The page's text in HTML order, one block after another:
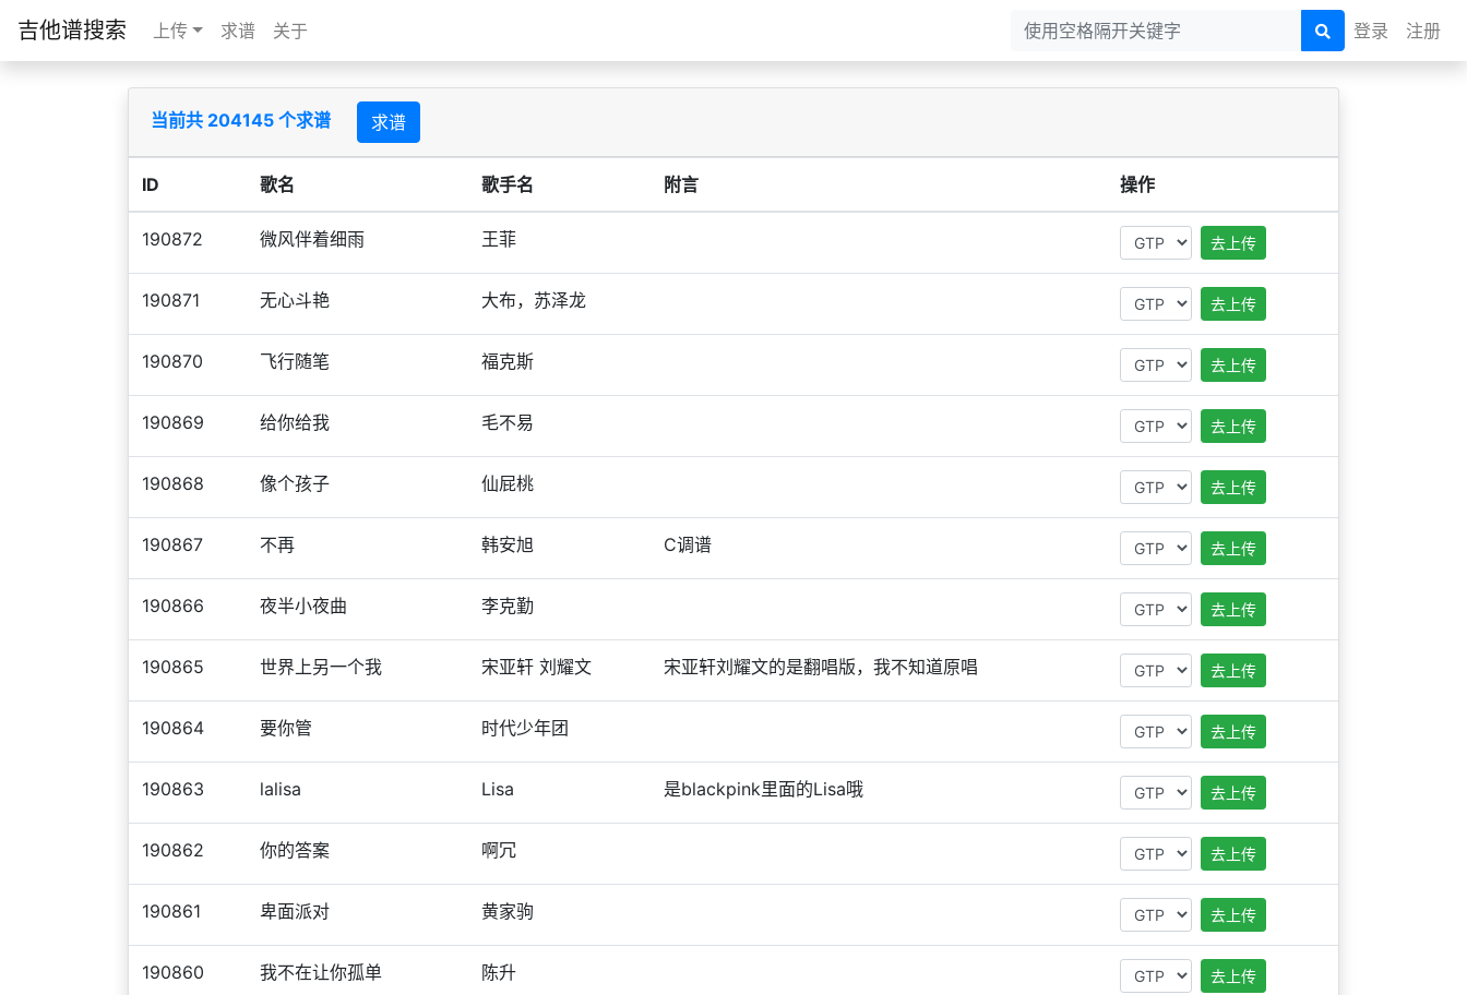
吉他谱搜索 上传 求谱 关于 登录 注册
当前共 204145 个求谱 求谱
ID 歌名 歌手名 附言 操作
190872 微风伴着细雨 王菲 去上传
190871 无心斗艳 大布，苏泽龙 去上传
190870 飞行随笔 福克斯 去上传
190869 给你给我 毛不易 去上传
190868 像个孩子 仙屁桃 去上传
190867 不再 韩安旭 C调谱 去上传
190866 夜半小夜曲 李克勤 去上传
190865 世界上另一个我 宋亚轩 刘耀文 宋亚轩刘耀文的是翻唱版，我不知道原唱 去上传
190864 要你管 时代少年团 去上传
190863 lalisa Lisa 是blackpink里面的Lisa哦 去上传
190862 你的答案 啊冗 去上传
190861 卑面派对 黄家驹 去上传
190860 我不在让你孤单 陈升 去上传